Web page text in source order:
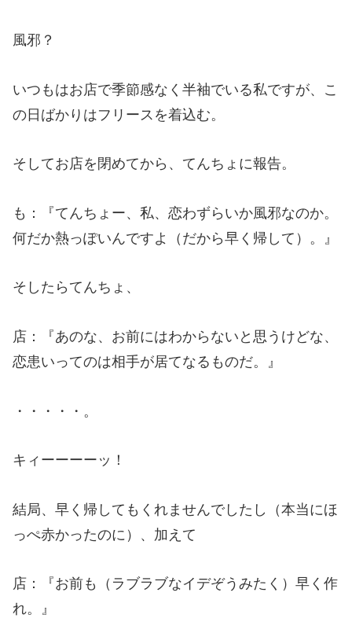
風邪？
いつもはお店で季節感なく半袖でいる私ですが、こ
の日ばかりはフリースを着込む。
そしてお店を閉めてから、てんちょに報告。
も：『てんちょー、私、恋わずらいか風邪なのか。
何だか熱っぽいんですよ（だから早く帰して）。』
そしたらてんちょ、
店：『あのな、お前にはわからないと思うけどな、
恋患いってのは相手が居てなるものだ。』
・・・・・。
キィーーーーッ！
結局、早く帰してもくれませんでしたし（本当にほ
っぺ赤かったのに）、加えて
店：『お前も（ラブラブなイデぞうみたく）早く作
れ。』